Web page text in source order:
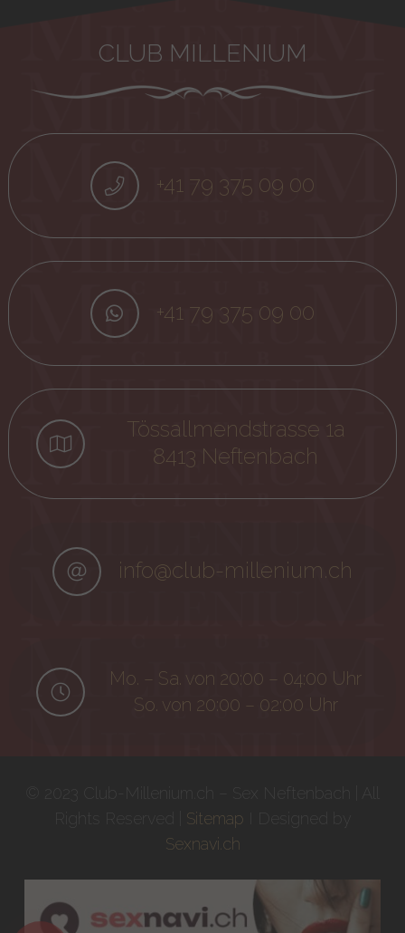
CLUB MILLENIUM
+41 79 375 09 00
+41 79 375 09 00
Tössallmendstrasse 1a
8413 Neftenbach
info@club-millenium.ch
Mo. – Sa. von 20:00 – 04:00 Uhr
So. von 20:00 – 02:00 Uhr
Sitemap
Sexnavi.ch